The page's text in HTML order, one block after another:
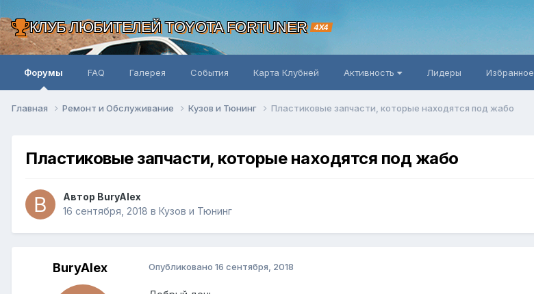
КЛУБ ЛЮБИТЕЛЕЙ TOYOTA FORTUNER 4X4
Форумы FAQ Галерея События Карта Клубней Активность Лидеры Избранное
Главная Ремонт и Обслуживание Кузов и Тюнинг Пластиковые запчасти, которые находятся под жабо
Пластиковые запчасти, которые находятся под жабо
Автор BuryAlex
16 сентября, 2018 в Кузов и Тюнинг
BuryAlex Опубликовано 16 сентября, 2018